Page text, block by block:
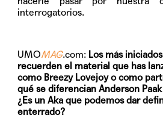
interrogatorios.
UMOMAG.com: Los más
recuerden el material que has
como Breezy Lovejoy o como
qué se diferencian Anderson
¿Es un Aka que podemos dar
enterrado?